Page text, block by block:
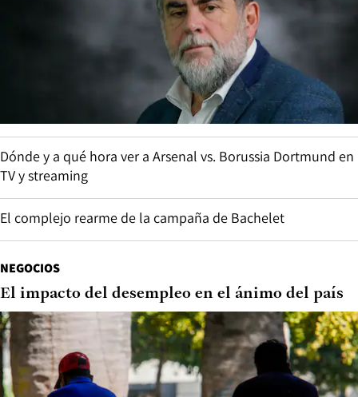
Dónde y a qué hora ver a Arsenal vs. Borussia Dortmund en
TV y streaming
El complejo rearme de la campaña de Bachelet
NEGOCIOS
El impacto del desempleo en el ánimo del país